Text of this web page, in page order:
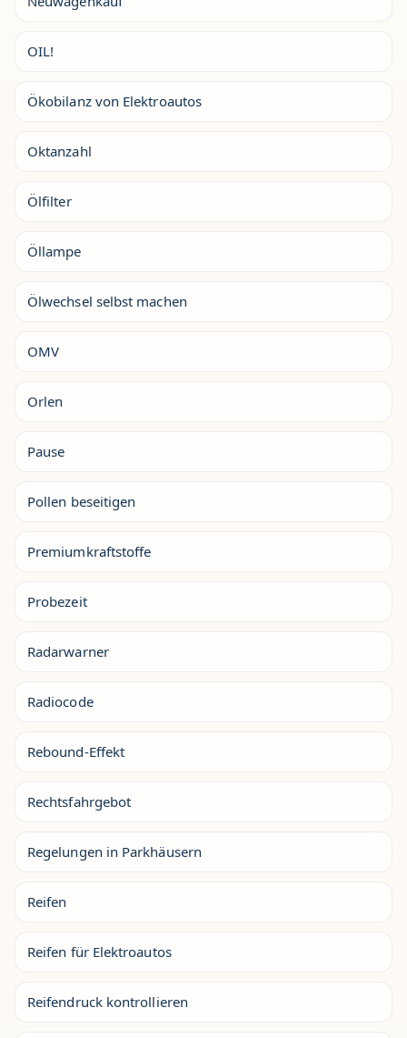
OIL!
Ökobilanz von Elektroautos
Oktanzahl
Ölfilter
Öllampe
Ölwechsel selbst machen
OMV
Orlen
Pause
Pollen beseitigen
Premiumkraftstoffe
Probezeit
Radarwarner
Radiocode
Rebound-Effekt
Rechtsfahrgebot
Regelungen in Parkhäusern
Reifen
Reifen für Elektroautos
Reifendruck kontrollieren